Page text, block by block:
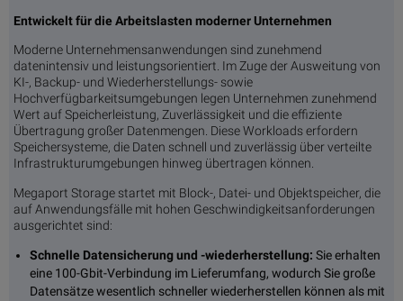
Entwickelt für die Arbeitslasten moderner Unternehmen
Moderne Unternehmensanwendungen sind zunehmend
datenintensiv und leistungsorientiert. Im Zuge der Ausweitung von
KI-, Backup- und Wiederherstellungs- sowie
Hochverfügbarkeitsumgebungen legen Unternehmen zunehmend
Wert auf Speicherleistung, Zuverlässigkeit und die effiziente
Übertragung großer Datenmengen. Diese Workloads erfordern
Speichersysteme, die Daten schnell und zuverlässig über verteilte
Infrastrukturumgebungen hinweg übertragen können.
Megaport Storage startet mit Block-, Datei- und Objektspeicher, die
auf Anwendungsfälle mit hohen Geschwindigkeitsanforderungen
ausgerichtet sind:
Schnelle Datensicherung und -wiederherstellung: Sie erhalten
eine 100-Gbit-Verbindung im Lieferumfang, wodurch Sie große
Datensätze wesentlich schneller wiederherstellen können als mit